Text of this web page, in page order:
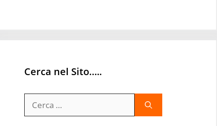
Cerca nel Sito…..
per: